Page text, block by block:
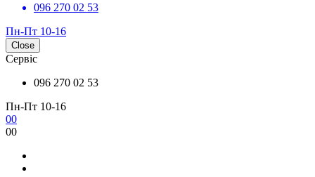
096 270 02 53
Пн-Пт 10-16
Close
Сервіс
096 270 02 53
Пн-Пт 10-16
00
00